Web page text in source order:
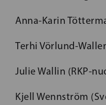
Anna-Karin
Terhi Vörlund-
Julie Wallin (RKP-
Kjell Wennström